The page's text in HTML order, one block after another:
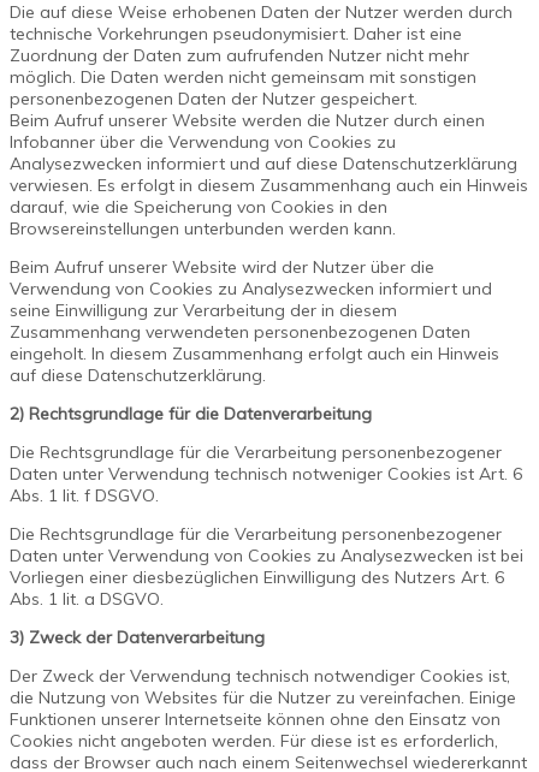
Die auf diese Weise erhobenen Daten der Nutzer werden durch
technische Vorkehrungen pseudonymisiert. Daher ist eine
Zuordnung der Daten zum aufrufenden Nutzer nicht mehr
möglich. Die Daten werden nicht gemeinsam mit sonstigen
personenbezogenen Daten der Nutzer gespeichert.
Beim Aufruf unserer Website werden die Nutzer durch einen
Infobanner über die Verwendung von Cookies zu
Analysezwecken informiert und auf diese Datenschutzerklärung
verwiesen. Es erfolgt in diesem Zusammenhang auch ein Hinweis
darauf, wie die Speicherung von Cookies in den
Browsereinstellungen unterbunden werden kann.
Beim Aufruf unserer Website wird der Nutzer über die
Verwendung von Cookies zu Analysezwecken informiert und
seine Einwilligung zur Verarbeitung der in diesem
Zusammenhang verwendeten personenbezogenen Daten
eingeholt. In diesem Zusammenhang erfolgt auch ein Hinweis
auf diese Datenschutzerklärung.
2) Rechtsgrundlage für die Datenverarbeitung
Die Rechtsgrundlage für die Verarbeitung personenbezogener
Daten unter Verwendung technisch notweniger Cookies ist Art. 6
Abs. 1 lit. f DSGVO.
Die Rechtsgrundlage für die Verarbeitung personenbezogener
Daten unter Verwendung von Cookies zu Analysezwecken ist bei
Vorliegen einer diesbezüglichen Einwilligung des Nutzers Art. 6
Abs. 1 lit. a DSGVO.
3) Zweck der Datenverarbeitung
Der Zweck der Verwendung technisch notwendiger Cookies ist,
die Nutzung von Websites für die Nutzer zu vereinfachen. Einige
Funktionen unserer Internetseite können ohne den Einsatz von
Cookies nicht angeboten werden. Für diese ist es erforderlich,
dass der Browser auch nach einem Seitenwechsel wiedererkannt